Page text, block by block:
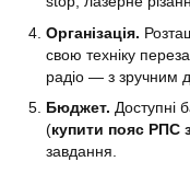
Організація.
свою техніку
радіо — з зручним
Бюджет. Доступні
(купити пояс РПС
завдання.